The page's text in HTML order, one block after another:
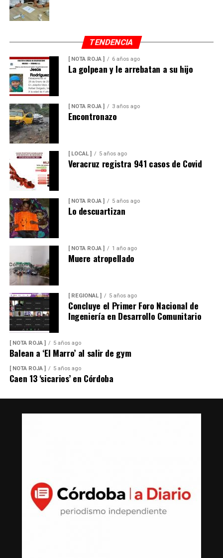
TENDENCIA
[ NOTA ROJA ] 6 años ago
La golpean y le arrebatan a su hijo
[ NOTA ROJA ] 3 años ago
Encontronazo
[ LOCAL ] 5 años ago
Veracruz registra 941 casos de Covid
[ NOTA ROJA ] 5 años ago
Lo descuartizan
[ NOTA ROJA ] 1 año ago
Muere atropellado
[ REGIONAL ] 5 años ago
Concluye el Primer Foro Nacional de
Ingeniería en Desarrollo Comunitario
[ NOTA ROJA ] 5 años ago
Balean a ‘El Marro’ al salir de gym
[ NOTA ROJA ] 5 años ago
Caen 13 ‘sicarios’ en Córdoba